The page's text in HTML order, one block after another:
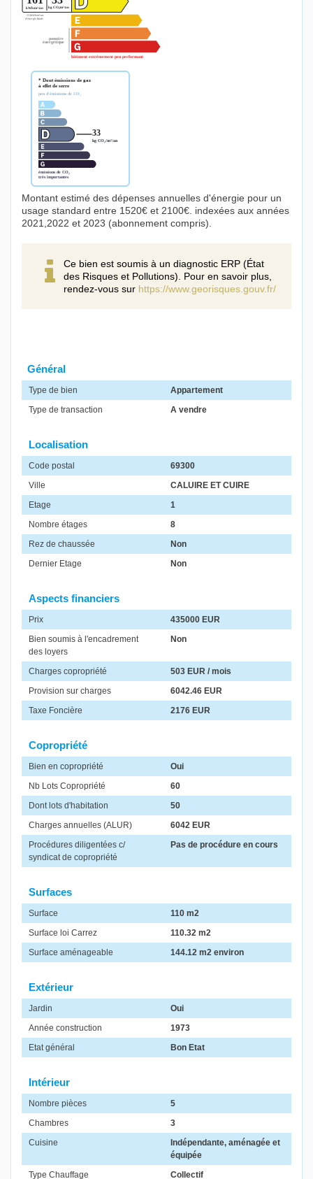
Montant estimé des dépenses annuelles d'énergie pour un
usage standard entre 1520€ et 2100€. indexées aux années
2021,2022 et 2023 (abonnement compris).
Ce bien est soumis à un diagnostic ERP (État
des Risques et Pollutions). Pour en savoir plus,
rendez-vous sur https://www.georisques.gouv.fr/
Général
Type de bien
Appartement
Type de transaction
A vendre
Localisation
Code postal
69300
Ville
CALUIRE ET CUIRE
Etage
1
Nombre étages
8
Rez de chaussée
Non
Dernier Etage
Non
Aspects financiers
Prix
435000 EUR
Bien soumis à l'encadrement
des loyers
Non
Charges copropriété
503 EUR / mois
Provision sur charges
6042.46 EUR
Taxe Foncière
2176 EUR
Copropriété
Bien en copropriété
Oui
Nb Lots Copropriété
60
Dont lots d'habitation
50
Charges annuelles (ALUR)
6042 EUR
Procédures diligentées c/
syndicat de copropriété
Pas de procédure en cours
Surfaces
Surface
110 m2
Surface loi Carrez
110.32 m2
Surface aménageable
144.12 m2 environ
Extérieur
Jardin
Oui
Année construction
1973
Etat général
Bon Etat
Intérieur
Nombre pièces
5
Chambres
3
Cuisine
Indépendante, aménagée et
équipée
Type Chauffage
Collectif